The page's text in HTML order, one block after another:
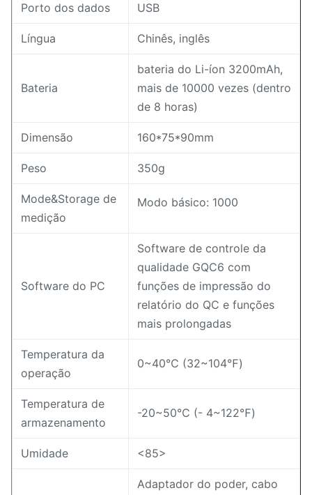
Porto dos dados USB
Língua Chinês, inglês
Bateria
bateria do Li-íon 3200mAh,
mais de 10000 vezes (dentro
de 8 horas)
Dimensão 160*75*90mm
Peso 350g
Mode&Storage de
medição
Modo básico: 1000
Software do PC
Software de controle da
qualidade GQC6 com
funções de impressão do
relatório do QC e funções
mais prolongadas
Temperatura da
operação
0~40℃ (32~104℉)
Temperatura de
armazenamento
-20~50℃ (- 4~122℉)
Umidade <85>
Adaptador do poder, cabo